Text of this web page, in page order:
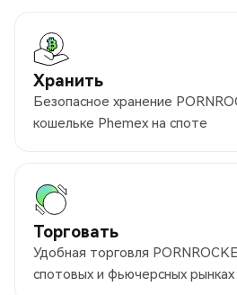
Хранить
Безопасное хранение
кошельке Phemex на споте
Торговать
Удобная торговля
спотовых и фьючерсных рынках